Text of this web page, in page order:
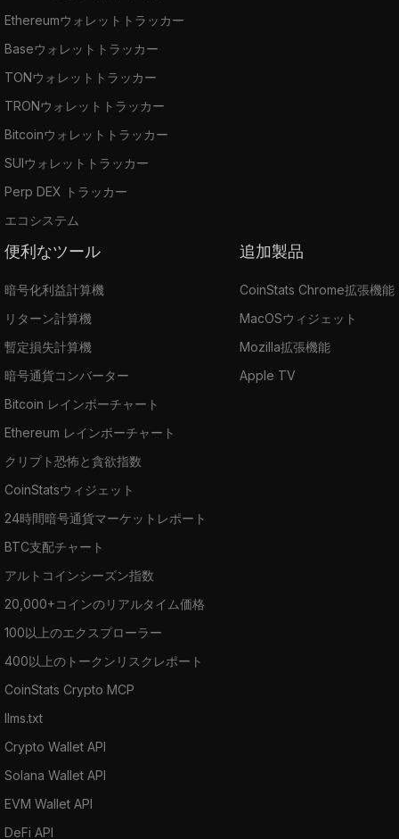
Ethereumウォレットトラッカー
Baseウォレットトラッカー
TONウォレットトラッカー
TRONウォレットトラッカー
Bitcoinウォレットトラッカー
SUIウォレットトラッカー
Perp DEX トラッカー
エコシステム
便利なツール
暗号化利益計算機
リターン計算機
暫定損失計算機
暗号通貨コンバーター
Bitcoin レインボーチャート
Ethereum レインボーチャート
クリプト恐怖と貪欲指数
CoinStatsウィジェット
24時間暗号通貨マーケットレポート
BTC支配チャート
アルトコインシーズン指数
20,000+コインのリアルタイム価格
100以上のエクスプローラー
400以上のトークンリスクレポート
CoinStats Crypto MCP
llms.txt
Crypto Wallet API
Solana Wallet API
EVM Wallet API
DeFi API
追加製品
CoinStats Chrome拡張機能
MacOSウィジェット
Mozilla拡張機能
Apple TV